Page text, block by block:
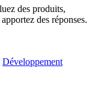
des produits,
des réponses.
Développement